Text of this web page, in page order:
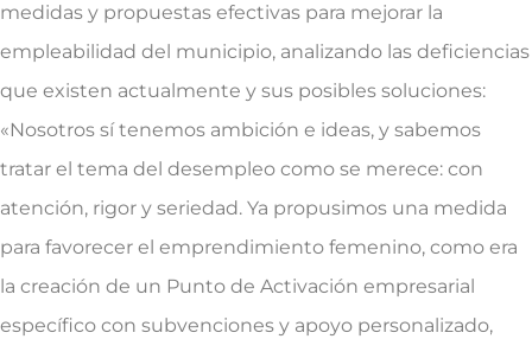
medidas y propuestas efectivas para mejorar la
empleabilidad del municipio, analizando las deficiencias
que existen actualmente y sus posibles soluciones:
«Nosotros sí tenemos ambición e ideas, y sabemos
tratar el tema del desempleo como se merece: con
atención, rigor y seriedad. Ya propusimos una medida
para favorecer el emprendimiento femenino, como era
la creación de un Punto de Activación empresarial
específico con subvenciones y apoyo personalizado,